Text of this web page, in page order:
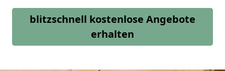
blitzschnell kostenlose Angebote
erhalten